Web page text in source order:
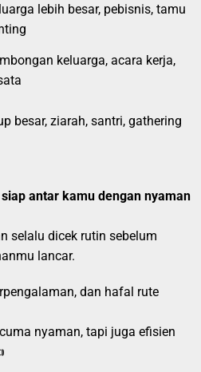
lebih besar, pebisnis, tamu
keluarga, acara kerja,
besar, ziarah, santri, gathering
antar kamu dengan nyaman
selalu dicek rutin sebelum
lancar.
dan hafal rute
nyaman, tapi juga efisien